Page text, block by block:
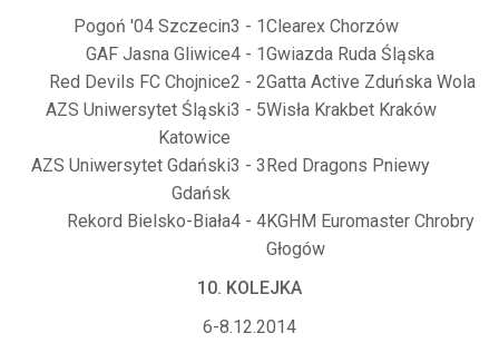
Pogoń '04 Szczecin3 - 1Clearex Chorzów
GAF Jasna Gliwice4 - 1Gwiazda Ruda Śląska
Red Devils FC Chojnice2 - 2Gatta Active Zduńska Wola
AZS Uniwersytet Śląski
Katowice
3 - 5Wisła Krakbet Kraków
AZS Uniwersytet Gdański
Gdańsk
3 - 3Red Dragons Pniewy
Rekord Bielsko-Biała4 - 4KGHM Euromaster Chrobry
Głogów
10. KOLEJKA
6-8.12.2014